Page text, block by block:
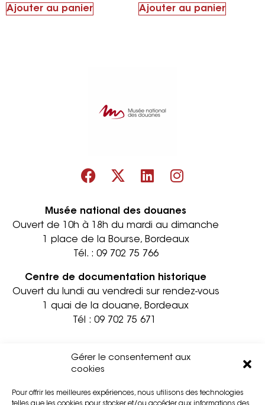
Gérer le consentement aux
cookies
Pour offrir les meilleures expériences, nous utilisons des technologies
Ajouter au panier Ajouter au panier
Musée national des douanes
Ouvert de 10h à 18h du mardi au dimanche
1 place de la Bourse, Bordeaux
Tél. : 09 702 75 766
Centre de documentation historique
Ouvert du lundi au vendredi sur rendez-vous
1 quai de la douane, Bordeaux
Tél : 09 702 75 671
Accessibilité
Privatisation
Cookies